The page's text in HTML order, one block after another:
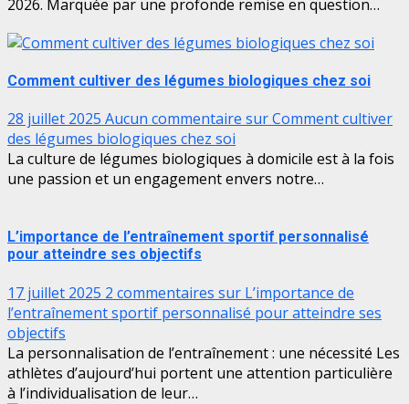
2026. Marquée par une profonde remise en question…
Comment cultiver des légumes biologiques chez soi
28 juillet 2025 Aucun commentaire sur Comment cultiver
des légumes biologiques chez soi
La culture de légumes biologiques à domicile est à la fois
une passion et un engagement envers notre…
L’importance de l’entraînement sportif personnalisé
pour atteindre ses objectifs
17 juillet 2025 2 commentaires sur L’importance de
l’entraînement sportif personnalisé pour atteindre ses
objectifs
La personnalisation de l’entraînement : une nécessité Les
athlètes d’aujourd’hui portent une attention particulière
à l’individualisation de leur…